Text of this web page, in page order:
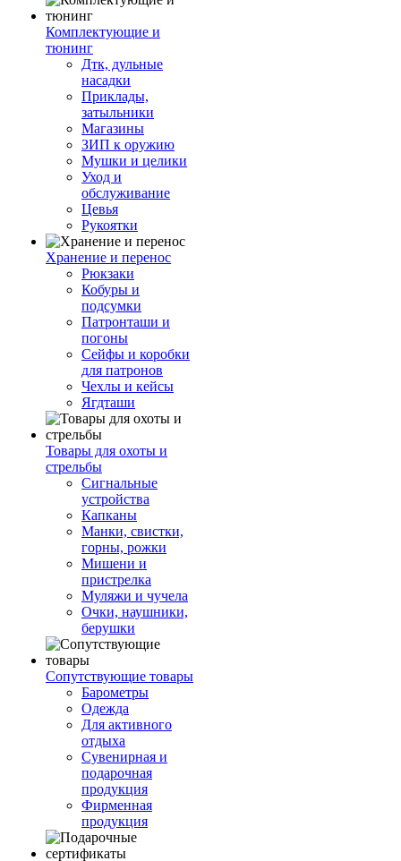
Комплектующие и
тюнинг
Дтк, дульные
насадки
Приклады,
затыльники
Магазины
ЗИП к оружию
Мушки и целики
Уход и
обслуживание
Цевья
Рукоятки
Хранение и перенос
Рюкзаки
Кобуры и
подсумки
Патронташи и
погоны
Сейфы и коробки
для патронов
Чехлы и кейсы
Ягдташи
Товары для охоты и
стрельбы
Сигнальные
устройства
Капканы
Манки, свистки,
горны, рожки
Мишени и
пристрелка
Муляжи и чучела
Очки, наушники,
берушки
Сопутствующие товары
Барометры
Одежда
Для активного
отдыха
Сувенирная и
подарочная
продукция
Фирменная
продукция